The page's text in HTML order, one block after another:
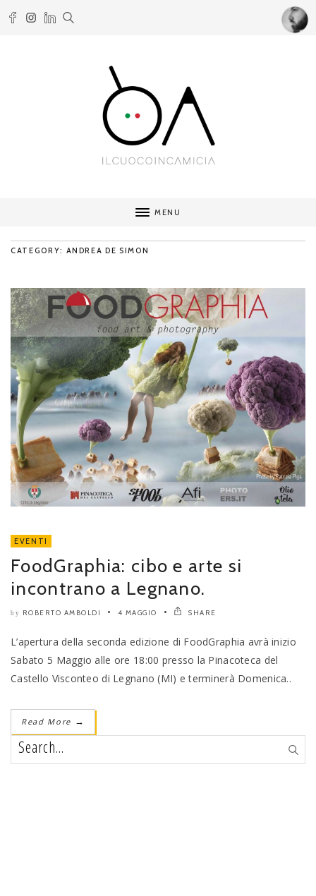
MENU
CATEGORY: ANDREA DE SIMON
EVENTI
FoodGraphia: cibo e arte si
incontrano a Legnano.
by ROBERTO AMBOLDI 4 MAGGIO SHARE
L’apertura della seconda edizione di FoodGraphia avrà inizio
Sabato 5 Maggio alle ore 18:00 presso la Pinacoteca del
Castello Visconteo di Legnano (MI) e terminerà Domenica..
Read More →